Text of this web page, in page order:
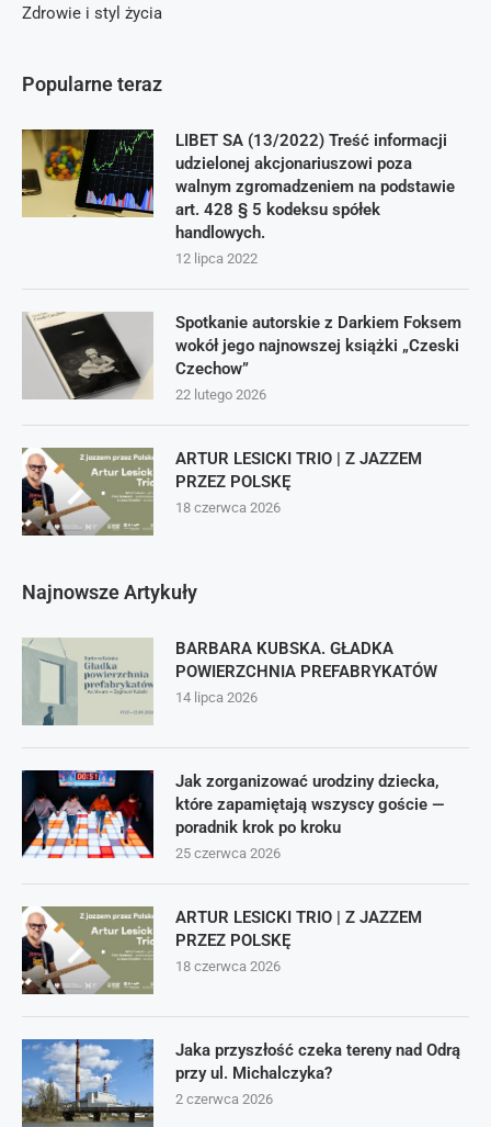
Popularne teraz
LIBET SA (13/2022) Treść informacji
udzielonej akcjonariuszowi poza
walnym zgromadzeniem na podstawie
art. 428 § 5 kodeksu spółek
handlowych.
12 lipca 2022
Spotkanie autorskie z Darkiem Foksem
wokół jego najnowszej książki „Czeski
Czechow”
22 lutego 2026
ARTUR LESICKI TRIO | Z JAZZEM
PRZEZ POLSKĘ
18 czerwca 2026
Najnowsze Artykuły
BARBARA KUBSKA. GŁADKA
POWIERZCHNIA PREFABRYKATÓW
14 lipca 2026
Jak zorganizować urodziny dziecka,
które zapamiętają wszyscy goście —
poradnik krok po kroku
25 czerwca 2026
ARTUR LESICKI TRIO | Z JAZZEM
PRZEZ POLSKĘ
18 czerwca 2026
Jaka przyszłość czeka tereny nad Odrą
przy ul. Michalczyka?
2 czerwca 2026
Zdrowie i styl życia